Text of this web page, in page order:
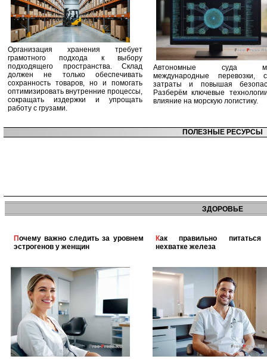
Организация хранения требует
грамотного подхода к выбору
подходящего пространства. Склад
должен не только обеспечивать
сохранность товаров, но и помогать
оптимизировать внутренние процессы,
сокращать издержки и упрощать
работу с грузами.
Автономные суда
международные перевозки,
затраты и повышая
Разберём ключевые
влияние на морскую логистику.
ПОЛЕЗНЫЕ РЕСУРСЫ
ЗДОРОВЬЕ
Почему важно следить за уровнем
эстрогенов у женщин
Как правильно питаться при
нехватке железа